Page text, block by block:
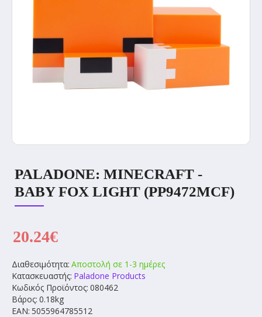
PALADONE: MINECRAFT -
BABY FOX LIGHT (PP9472MCF)
Διαθεσιμότητα: Αποστολή σε 1-3 ημέρες
Κατασκευαστής: Paladone Products
Κωδικός Προϊόντος: 080462
Βάρος: 0.18kg
EAN: 5055964785512
20.24€